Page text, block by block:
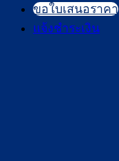
ขอใบเสนอราคา
แจ้งชำระเงิน